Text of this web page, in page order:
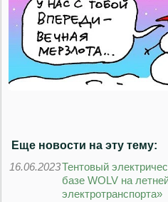
Еще новости на эту тему:
16.06.2023Тентовый
базе WOLV на
электротранспорта»